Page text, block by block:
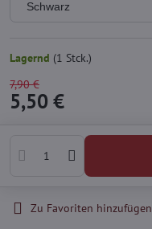
Lagernd (1 Stck.)
7,90 €
5,50 €
Zu Favoriten hinzufügen